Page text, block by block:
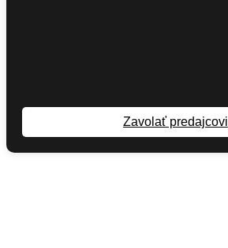
Zavolať predajcovi